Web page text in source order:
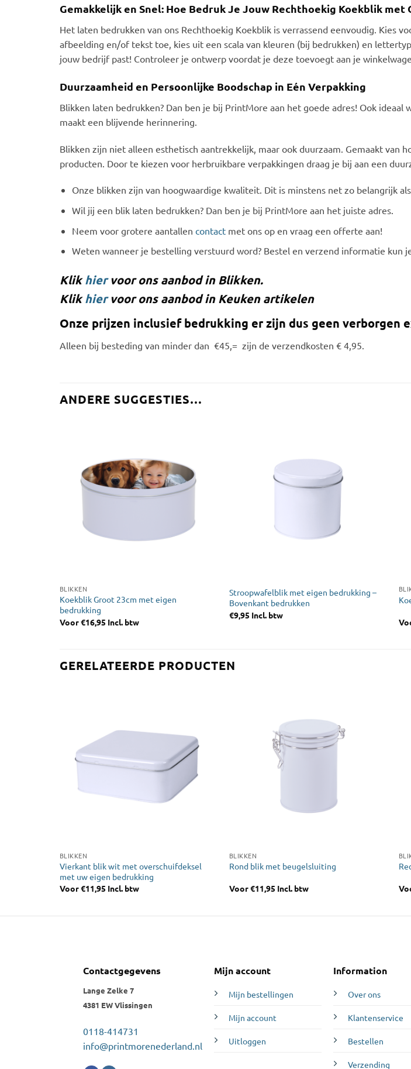
Gemakkelijk en Snel: Hoe Bedruk Je Jouw Rechthoekig Koekblik met
Het laten bedrukken van ons Rechthoekig Koekblik is verrassend eenvoudig. Kies
afbeelding en/of tekst toe, kies uit een scala van kleuren (bij bedrukken) en
jouw bedrijf past! Controleer je ontwerp voordat je deze toevoegt aan je
Duurzaamheid en Persoonlijke Boodschap in Eén Verpakking
Blikken laten bedrukken? Dan ben je bij PrintMore aan het goede adres! Ook
maakt een blijvende herinnering.
Blikken zijn niet alleen esthetisch aantrekkelijk, maar ook duurzaam. Gemaakt van
producten. Door te kiezen voor herbruikbare verpakkingen draag je bij aan een
Onze blikken zijn van hoogwaardige kwaliteit. Dit is minstens net zo belangrijk
Wil jij een blik laten bedrukken? Dan ben je bij PrintMore aan het juiste adres.
Neem voor grotere aantallen contactmet ons op en vraag een offerte aan!
Weten wanneer je bestelling verstuurd word? Bestel en verzend informatie kun
Klikhiervoor ons aanbod in Blikken.
Klikhiervoor ons aanbod in Keuken artikelen
Onze prijzen inclusief bedrukking er zijn dus geen verborgen
Alleen bij besteding van minder dan €45,= zijn de verzendkosten € 4,95.
ANDERE SUGGESTIES…
BLIKKEN
Koekblik Groot 23cm met eigen
bedrukking
Voor€16,95 Incl. btw
Stroopwafelblik met eigen bedrukking –
Bovenkant bedrukken
€9,95 Incl. btw
GERELATEERDE PRODUCTEN
BLIKKEN
Vierkant blik wit met overschuifdeksel
met uw eigen bedrukking
Voor€11,95 Incl. btw
BLIKKEN
Rond blik met beugelsluiting
Voor€11,95 Incl. btw
Contactgegevens
Lange Zelke 7
4381 EW Vlissingen
0118-414731
info@printmorenederland.nl
Mijn account
Mijn bestellingen
Mijn account
Uitloggen
Information
Over ons
Klantenservice
Bestellen
Verzending